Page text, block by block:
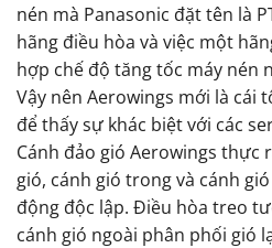
nén mà Panasonic đặt tên là
hãng điều hòa và việc một
hợp chế độ tăng tốc máy nén
Vậy nên Aerowings mới là cái
để thấy sự khác biệt với các
Cánh đảo gió Aerowings thực
gió, cánh gió trong và cánh
động độc lập. Điều hòa treo
cánh gió ngoài phân phối gió